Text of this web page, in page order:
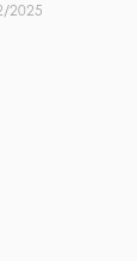
2025